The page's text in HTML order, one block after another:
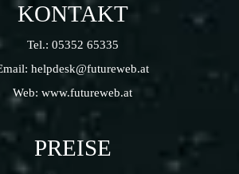
KONTAKT
Tel.: 05352 65335
helpdesk@futureweb.at
Web: www.futureweb.at
PREISE